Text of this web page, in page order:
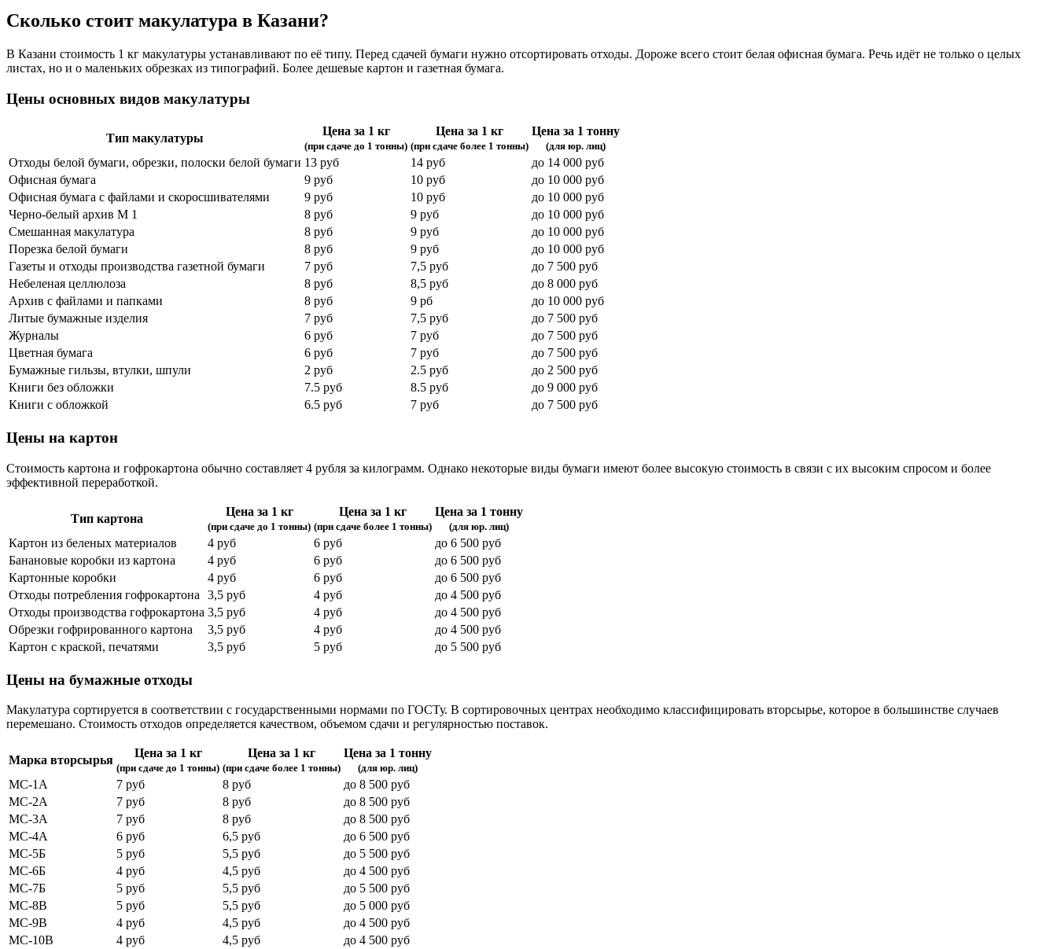
Сколько стоит макулатура в Казани?
В Казани стоимость 1 кг макулатуры устанавливают по её типу. Перед сдачей бумаги нужно отсортировать отходы. Дороже всего стоит белая офисная бумага. Речь идёт не только о целых
листах, но и о маленьких обрезках из типографий. Более дешевые картон и газетная бумага.
Цены основных видов макулатуры
Тип макулатуры
Цена за 1 кг
(при сдаче до 1 тонны)
Цена за 1 кг
(при сдаче более 1 тонны)
Цена за 1 тонну
(для юр. лиц)
Отходы белой бумаги, обрезки, полоски белой бумаги 13 руб 14 руб
до 14 000 руб
Офисная бумага
9 руб 10 руб
до 10 000 руб
Офисная бумага с файлами и скоросшивателями
9 руб 10 руб
до 10 000 руб
Черно-белый архив М 1
8 руб 9 руб
до 10 000 руб
Смешанная макулатура
8 руб 9 руб
до 10 000 руб
Порезка белой бумаги
8 руб 9 руб
до 10 000 руб
Газеты и отходы производства газетной бумаги
7 руб 7,5 руб
до 7 500 руб
Небеленая целлюлоза
8 руб 8,5 руб
до 8 000 руб
Архив с файлами и папками
8 руб 9 рб
до 10 000 руб
Литые бумажные изделия
7 руб 7,5 руб
до 7 500 руб
Журналы
6 руб 7 руб
до 7 500 руб
Цветная бумага
6 руб 7 руб
до 7 500 руб
Бумажные гильзы, втулки, шпули
2 руб 2.5 руб
до 2 500 руб
Книги без обложки
7.5 руб 8.5 руб
до 9 000 руб
Книги с обложкой
6.5 руб 7 руб до 7 500 руб
Цены на картон
Стоимость картона и гофрокартона обычно составляет 4 рубля за килограмм. Однако некоторые виды бумаги имеют более высокую стоимость в связи с их высоким спросом и более
эффективной переработкой.
Тип картона
Цена за 1 кг
(при сдаче до 1 тонны)
Цена за 1 кг
(при сдаче более 1 тонны)
Цена за 1 тонну
(для юр. лиц)
Картон из беленых материалов 4 руб 6 руб
до 6 500 руб
Банановые коробки из картона
4 руб 6 руб
до 6 500 руб
Картонные коробки
4 руб 6 руб
до 6 500 руб
Отходы потребления гофрокартона
3,5 руб 4 руб
до 4 500 руб
Отходы производства гофрокартона 3,5 руб 4 руб
до 4 500 руб
Обрезки гофрированного картона
3,5 руб 4 руб
до 4 500 руб
Картон с краской, печатями
3,5 руб 5 руб до 5 500 руб
Цены на бумажные отходы
Макулатура сортируется в соответствии с государственными нормами по ГОСТу. В сортировочных центрах необходимо классифицировать вторсырье, которое в большинстве случаев
перемешано. Стоимость отходов определяется качеством, объемом сдачи и регулярностью поставок.
Марка вторсырья
Цена за 1 кг
(при сдаче до 1 тонны)
Цена за 1 кг
(при сдаче более 1 тонны)
Цена за 1 тонну
(для юр. лиц)
МС-1А 7 руб 8 руб
до 8 500 руб
МС-2А
7 руб 8 руб
до 8 500 руб
МС-3А
7 руб 8 руб
до 8 500 руб
МС-4А
6 руб 6,5 руб
до 6 500 руб
МС-5Б
5 руб 5,5 руб
до 5 500 руб
МС-6Б
4 руб 4,5 руб
до 4 500 руб
МС-7Б
5 руб 5,5 руб
до 5 500 руб
МС-8В
5 руб 5,5 руб
до 5 000 руб
МС-9В
4 руб 4,5 руб
до 4 500 руб
МС-10В
4 руб 4,5 руб
до 4 500 руб